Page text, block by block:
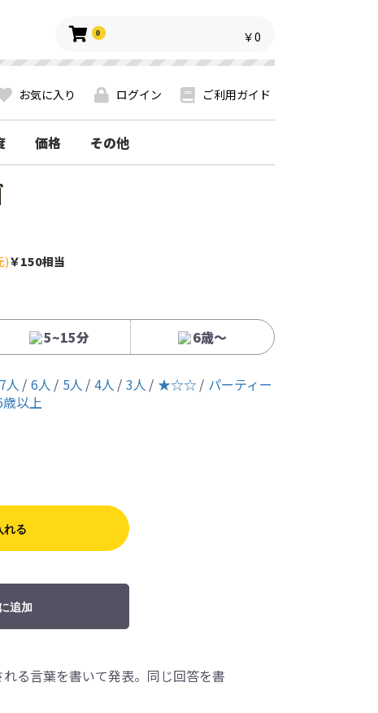
0 ￥0
お気に入り ログイン ご利用ガイド
価格 その他
)￥150相当
5~15分 6歳〜
7人 6人 5人 4人 3人 ★☆☆
パーティー
以上
れる
追加
る言葉を書いて発表。同じ回答を書